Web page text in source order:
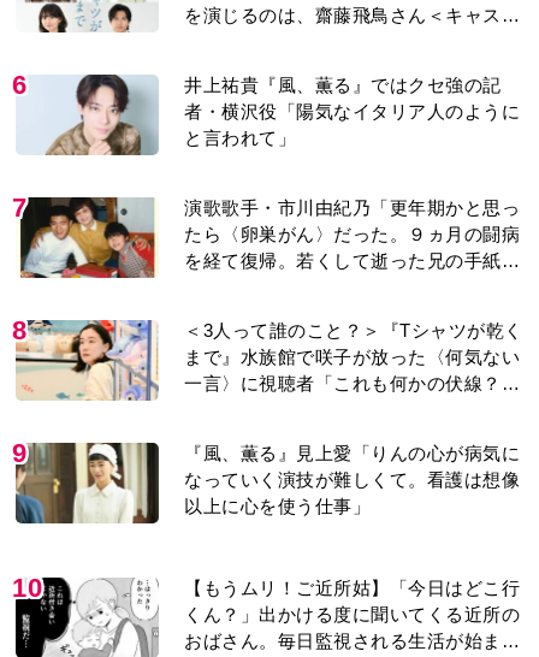
を演じるのは、齋藤飛鳥さん＜キャスト
6
井上祐貴『風、薫る』ではクセ強の記
者・横沢役「陽気なイタリア人のように
と言われて」
7
演歌歌手・市川由紀乃「更年期かと思っ
たら〈卵巣がん〉だった。９ヵ月の闘病
を経て復帰。若くして逝った兄の手紙を
8
＜3人って誰のこと？＞『Tシャツが乾く
まで』水族館で咲子が放った〈何気ない
一言〉に視聴者「これも何かの伏線？」
9
『風、薫る』見上愛「りんの心が病気に
なっていく演技が難しくて。看護は想像
以上に心を使う仕事」
10
【もうムリ！ご近所姑】「今日はどこ行
くん？」出かける度に聞いてくる近所の
おばさん。毎日監視される生活が始ま